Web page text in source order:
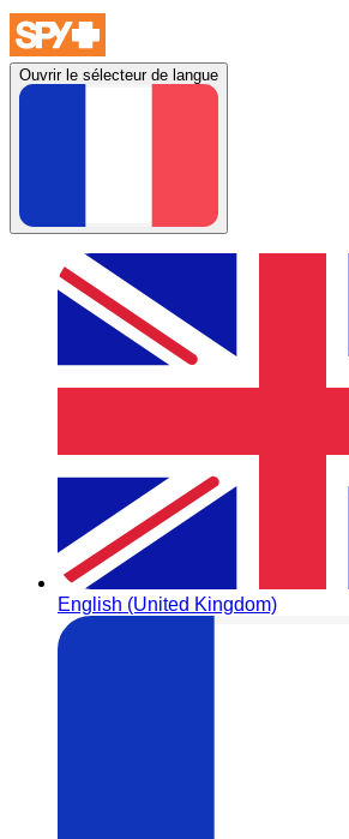
Ouvrir le sélecteur de langue
English (United Kingdom)